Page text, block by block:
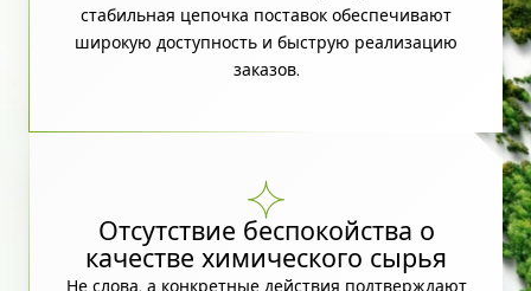
стабильная цепочка поставок обеспечивают
широкую доступность и быструю реализацию
заказов.
Отсутствие беспокойства о
качестве химического сырья
Не слова, а конкретные действия подтверждают